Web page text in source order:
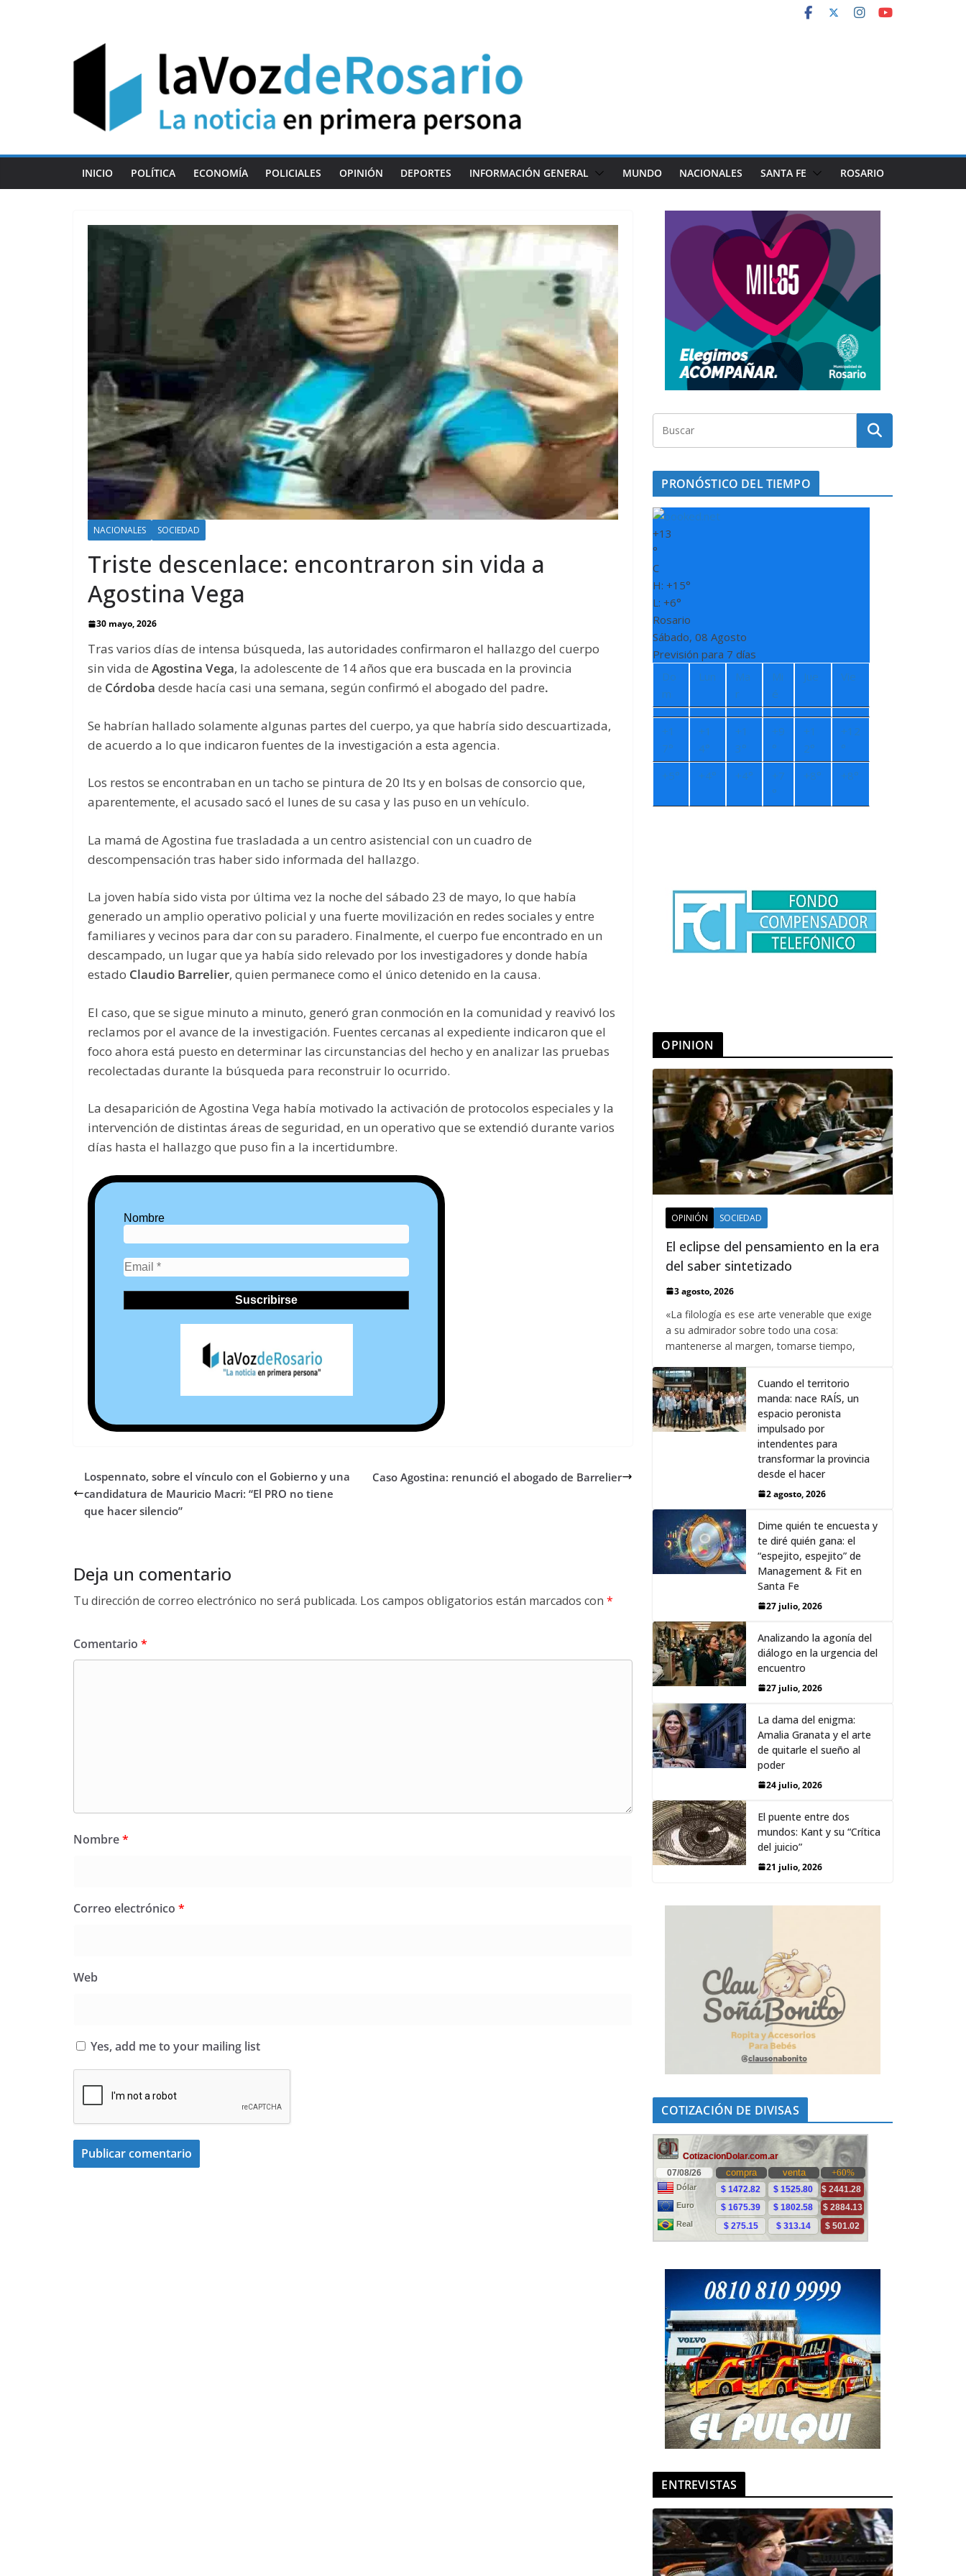
INICIO POLÍTICA ECONOMÍA POLICIALES OPINIÓN DEPORTES INFORMACIÓN GENERAL MUNDO NACIONALES SANTA FE ROSARIO
NACIONALES SOCIEDAD
Triste descenlace: encontraron sin vida a
Agostina Vega
30 mayo, 2026
Tras varios días de intensa búsqueda, las autoridades confirmaron el hallazgo del cuerpo
sin vida de Agostina Vega, la adolescente de 14 años que era buscada en la provincia
de Córdoba desde hacía casi una semana, según confirmó el abogado del padre.
Se habrían hallado solamente algunas partes del cuerpo, ya que habría sido descuartizada,
de acuerdo a lo que indicaron fuentes de la investigación a esta agencia.
Los restos se encontraban en un tacho se pintura de 20 lts y en bolsas de consorcio que,
aparentemente, el acusado sacó el lunes de su casa y las puso en un vehículo.
La mamá de Agostina fue trasladada a un centro asistencial con un cuadro de
descompensación tras haber sido informada del hallazgo.
La joven había sido vista por última vez la noche del sábado 23 de mayo, lo que había
generado un amplio operativo policial y una fuerte movilización en redes sociales y entre
familiares y vecinos para dar con su paradero. Finalmente, el cuerpo fue encontrado en un
descampado, un lugar que ya había sido relevado por los investigadores y donde había
estado Claudio Barrelier, quien permanece como el único detenido en la causa.
El caso, que se sigue minuto a minuto, generó gran conmoción en la comunidad y reavivó los
reclamos por el avance de la investigación. Fuentes cercanas al expediente indicaron que el
foco ahora está puesto en determinar las circunstancias del hecho y en analizar las pruebas
recolectadas durante la búsqueda para reconstruir lo ocurrido.
La desaparición de Agostina Vega había motivado la activación de protocolos especiales y la
intervención de distintas áreas de seguridad, en un operativo que se extendió durante varios
días hasta el hallazgo que puso fin a la incertidumbre.
Nombre
Lospennato, sobre el vínculo con el Gobierno y una
candidatura de Mauricio Macri: “El PRO no tiene
que hacer silencio”
Caso Agostina: renunció el abogado de Barrelier
Deja un comentario
Tu dirección de correo electrónico no será publicada. Los campos obligatorios están marcados con *
Comentario *
Nombre*
Correo electrónico *
Web
Yes, add me to your mailing list
PRONÓSTICO DEL TIEMPO
+13
°
C
H:+15°
L:+6°
Rosario
Sábado, 08 Agosto
Previsión para 7 días
Do
m
Lun
Ma
r
Mi
é
Jue Vie
+1
7°
+1
4°
+1
3°
+9
°
+1
2°
+12
°
+5° +4° +4° +7
°
+8° +8°
OPINION
OPINIÓN SOCIEDAD
El eclipse del pensamiento en la era
del saber sintetizado
3 agosto, 2026
«La filología es ese arte venerable que exige
a su admirador sobre todo una cosa:
mantenerse al margen, tomarse tiempo,
Cuando el territorio
manda: nace RAÍS, un
espacio peronista
impulsado por
intendentes para
transformar la provincia
desde el hacer
2 agosto, 2026
Dime quién te encuesta y
te diré quién gana: el
“espejito, espejito” de
Management & Fit en
Santa Fe
27 julio, 2026
Analizando la agonía del
diálogo en la urgencia del
encuentro
27 julio, 2026
La dama del enigma:
Amalia Granata y el arte
de quitarle el sueño al
poder
24 julio, 2026
El puente entre dos
mundos: Kant y su “Crítica
del juicio”
21 julio, 2026
COTIZACIÓN DE DIVISAS
ENTREVISTAS